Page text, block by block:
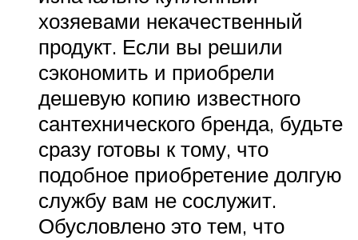
хозяевами некачественный
продукт. Если вы решили
сэкономить и приобрели
дешевую копию известного
сантехнического бренда, будьте
сразу готовы к тому, что
подобное приобретение долгую
службу вам не сослужит.
Обусловлено это тем, что